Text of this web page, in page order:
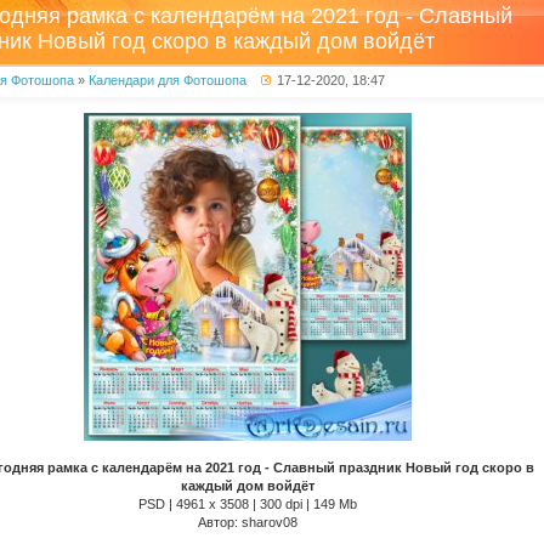
рамка с календарём на 2021 год - Славный
Новый год скоро в каждый дом войдёт
Фотошопа » Календари для Фотошопа 17-12-2020, 18:47
рамка с календарём на 2021 год - Славный праздник Новый год скоро в
каждый дом войдёт
PSD | 4961 х 3508 | 300 dpi | 149 Mb
Автор: sharov08